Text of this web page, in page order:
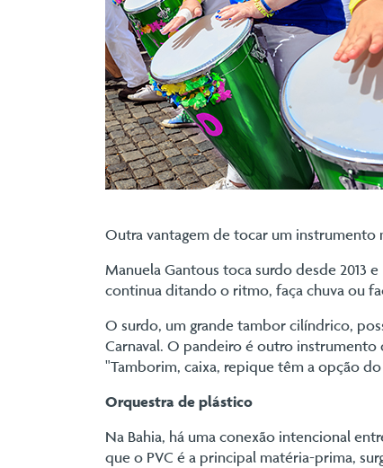
Outra vantagem de tocar um instrumento
Manuela Gantous toca surdo desde 2013
continua ditando o ritmo, faça chuva ou
O surdo, um grande tambor cilíndrico,
Carnaval. O pandeiro é outro instrumento
"Tamborim, caixa, repique têm a opção
Orquestra de plástico
Na Bahia, há uma conexão intencional
que o PVC é a principal matéria-prima,